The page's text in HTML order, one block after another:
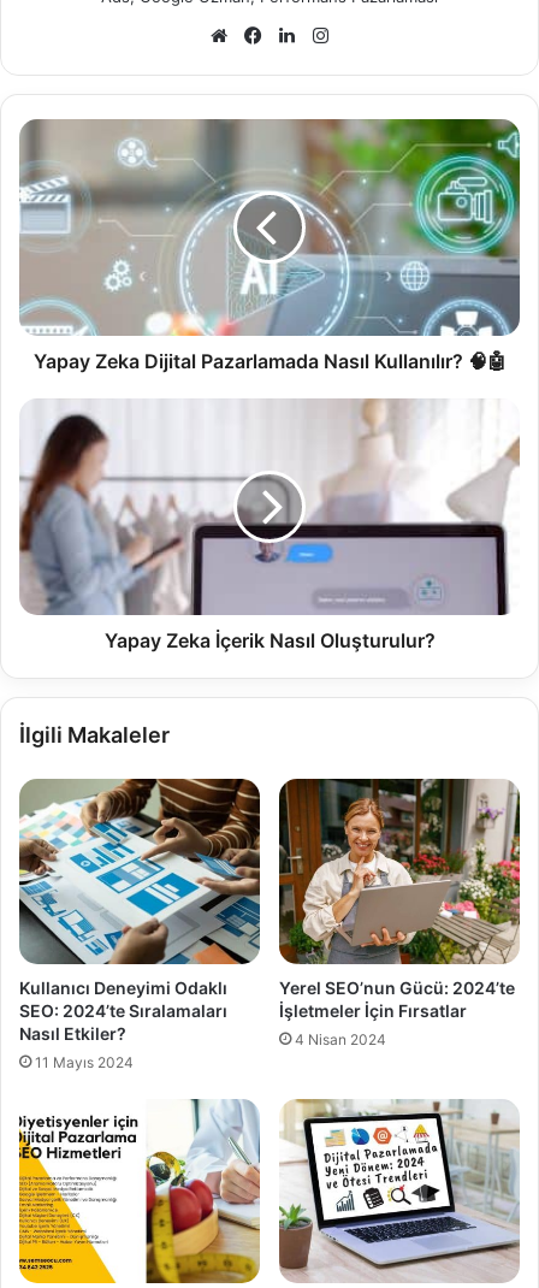
Yapay Zeka Dijital Pazarlamada Nasıl Kullanılır? 🧠🤖
Yapay Zeka İçerik Nasıl Oluşturulur?
İlgili Makaleler
Kullanıcı Deneyimi Odaklı
SEO: 2024’te Sıralamaları
Nasıl Etkiler?
11 Mayıs 2024
Yerel SEO’nun Gücü: 2024’te
İşletmeler İçin Fırsatlar
4 Nisan 2024